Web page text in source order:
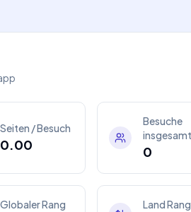
Seiten / Besuch
0.00
Besuche
insgesamt
0
Globaler Rang Land Rang